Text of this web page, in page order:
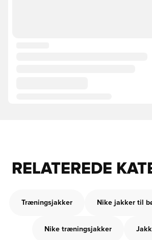
RELATEREDE
Træningsjakker Nike jakker til
Nike træningsjakker